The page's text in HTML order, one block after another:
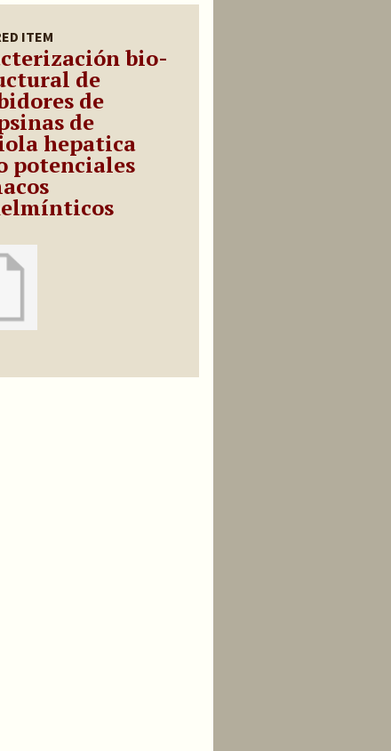
ITEM
bio-
de
de
de
hepatica
potenciales